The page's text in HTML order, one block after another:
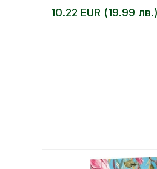
10.22 EUR (19.99 лв.)